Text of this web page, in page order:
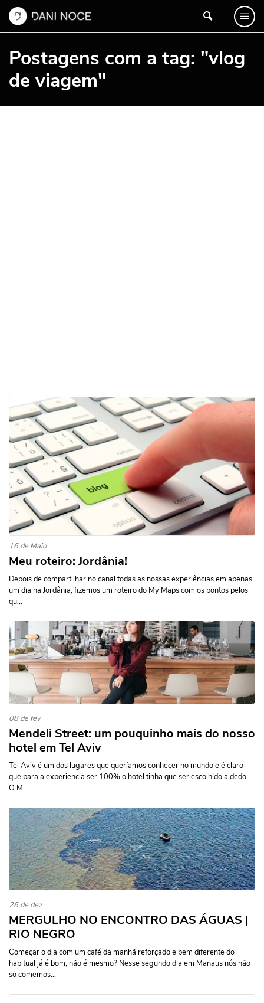
Postagens com a tag: "vlog
de viagem"
16 de Maio
Meu roteiro: Jordânia!
Depois de compartilhar no canal todas as nossas experiências em apenas
um dia na Jordânia, fizemos um roteiro do My Maps com os pontos pelos
qu...
08 de fev
Mendeli Street: um pouquinho mais do nosso
hotel em Tel Aviv
Tel Aviv é um dos lugares que queríamos conhecer no mundo e é claro
que para a experiencia ser 100% o hotel tinha que ser escolhido a dedo.
O M...
26 de dez
MERGULHO NO ENCONTRO DAS ÁGUAS |
RIO NEGRO
Começar o dia com um café da manhã reforçado e bem diferente do
habitual já é bom, não é mesmo? Nesse segundo dia em Manaus nós não
só comemos...